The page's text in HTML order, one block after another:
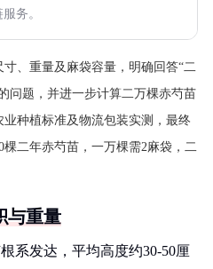
务。
、重量及麻袋容量，明确回答“二
问题，并进一步计算二万棵赤芍苗
种植标准及物流包装实测，最终
二年赤芍苗，一万棵需2麻袋，二
与重量
系发达，平均高度约30-50厘